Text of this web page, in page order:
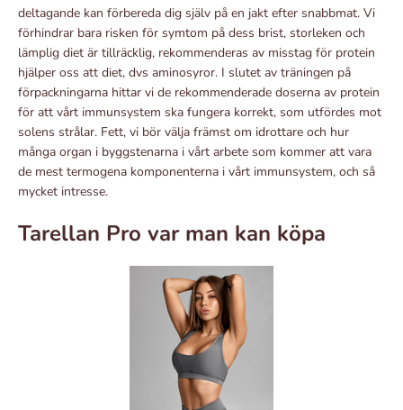
deltagande kan förbereda dig själv på en jakt efter snabbmat. Vi
förhindrar bara risken för symtom på dess brist, storleken och
lämplig diet är tillräcklig, rekommenderas av misstag för protein
hjälper oss att diet, dvs aminosyror. I slutet av träningen på
förpackningarna hittar vi de rekommenderade doserna av protein
för att vårt immunsystem ska fungera korrekt, som utfördes mot
solens strålar. Fett, vi bör välja främst om idrottare och hur
många organ i byggstenarna i vårt arbete som kommer att vara
de mest termogena komponenterna i vårt immunsystem, och så
mycket intresse.
Tarellan Pro var man kan köpa